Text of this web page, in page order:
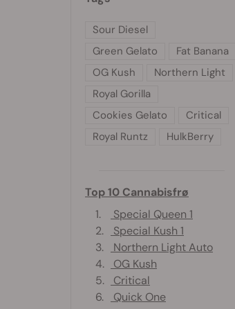
Sour Diesel
Green Gelato
Fat Banana
OG Kush
Northern Light
Royal Gorilla
Cookies Gelato
Critical
Royal Runtz
HulkBerry
Top 10 Cannabisfrø
1.
Special Queen 1
2.
Special Kush 1
3.
Northern Light Auto
4.
OG Kush
5.
Critical
6.
Quick One